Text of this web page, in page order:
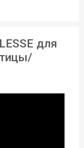
в
для